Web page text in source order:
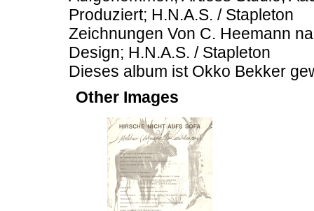
Produziert; H.N.A.S. / Stapleton
Zeichnungen Von C. Heemann
Design; H.N.A.S. / Stapleton
Dieses album ist Okko Bekker
Other Images